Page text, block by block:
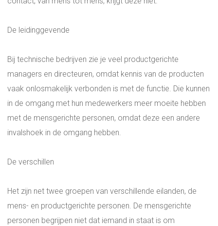
LOGIN
ALL-IN RECRUITMENT
De leidinggevende
Bij technische bedrijven zie je veel productgerichte
managers en directeuren, omdat kennis van de producten
vaak onlosmakelijk verbonden is met de functie. Die kunnen
in de omgang met hun medewerkers meer moeite hebben
met de mensgerichte personen, omdat deze een andere
invalshoek in de omgang hebben.
De verschillen
Het zijn net twee groepen van verschillende eilanden, de
mens- en productgerichte personen. De mensgerichte
personen begrijpen niet dat iemand in staat is om